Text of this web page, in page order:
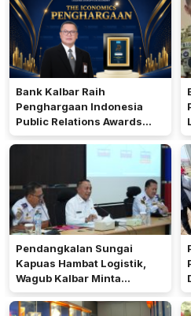
Bank Kalbar Raih
Penghargaan Indonesia
Public Relations Awards
2026
Pendangkalan Sungai
Kapuas Hambat Logistik,
Wagub Kalbar Minta
Pengerukan Diprioritaskan